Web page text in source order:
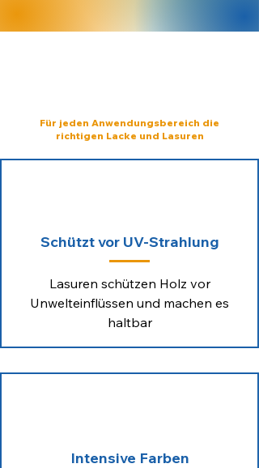
Für jeden Anwendungsbereich die
richtigen Lacke und Lasuren
Schützt vor UV-Strahlung
Lasuren schützen Holz vor
Unwelteinflüssen und machen es
haltbar
Intensive Farben